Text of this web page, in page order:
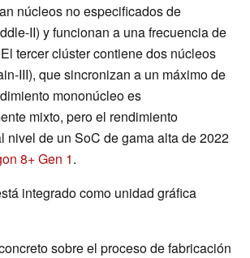
núcleos no especificados de
II) y funcionan a una frecuencia de
tercer clúster contiene dos núcleos
III), que sincronizan a un máximo de
mononúcleo es
mixto, pero el rendimiento
nivel de un SoC de gama alta de 2022
8+ Gen 1.
integrado como unidad gráfica
sobre el proceso de fabricación